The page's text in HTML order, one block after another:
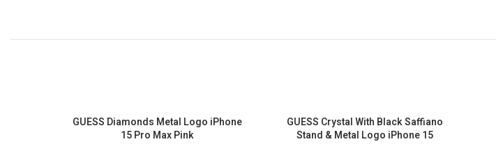
GUESS Crystal With Black Saffiano
Stand & Metal Logo iPhone 15
GUESS Diamonds Metal Logo iPhone
15 Pro Max Pink